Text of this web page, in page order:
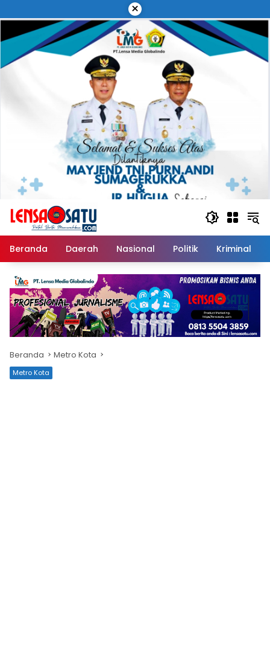
ke
konten
×
Beranda Daerah Nasional Politik Kriminal
Beranda Metro Kota
Metro Kota